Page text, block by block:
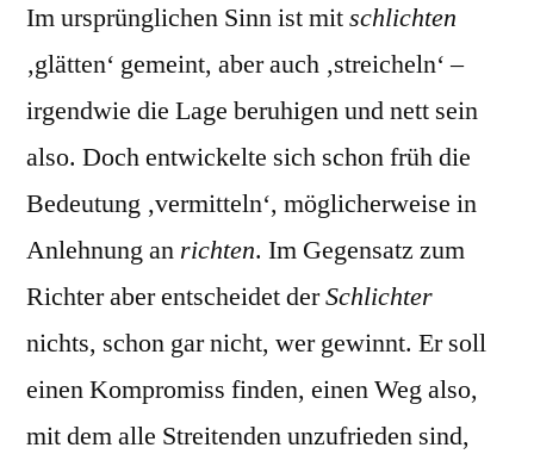
Im ursprünglichen Sinn ist mitschlichten
‚glätten‘ gemeint, aber auch ‚streicheln‘ –
irgendwie die Lage beruhigen und nett sein
also. Doch entwickelte sich schon früh die
Bedeutung ‚vermitteln‘, möglicherweise in
Anlehnung an richten. Im Gegensatz zum
Richter aber entscheidet derSchlichter
nichts, schon gar nicht, wer gewinnt. Er soll
einen Kompromiss finden, einen Weg also,
mit dem alle Streitenden unzufrieden sind,